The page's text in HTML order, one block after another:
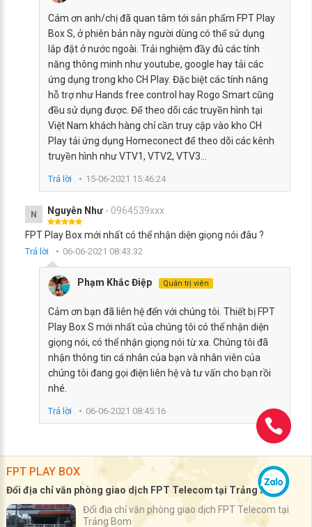
Cám ơn anh/chị đã quan tâm tới sản phẩm FPT Play
Box S, ở phiên bản này người dùng có thể sử dụng
lắp đặt ở nước ngoài. Trải nghiệm đầy đủ các tính
năng thông minh như youtube, google hay tải các
ứng dụng trong kho CH Play. Đặc biệt các tính năng
hỗ trợ như Hands free control hay Rogo Smart cũng
đều sử dụng được. Để theo dõi các truyền hình tại
Việt Nam khách hàng chỉ cần truy cập vào kho CH
Play tải ứng dụng Homeconect để theo dõi các kênh
truyền hình như VTV1, VTV2, VTV3...
Trả lời 15-06-2021 15:46:24
N Nguyễn Như - 0964539xxx
FPT Play Box mới nhất có thể nhận diện giọng nói đâu ?
Trả lời 06-06-2021 08:43:32
Phạm Khắc Điệp Quản trị viên
Cảm ơn bạn đã liên hệ đến với chúng tôi. Thiết bị FPT
Play Box S mới nhất của chúng tôi có thể nhận diện
giọng nói, có thể nhận giọng nói từ xa. Chúng tôi đã
nhận thông tin cá nhân của bạn và nhân viên của
chúng tôi đang gọi điện liên hệ và tư vấn cho bạn rồi
nhé.
Trả lời 06-06-2021 08:45:16
FPT PLAY BOX
Đổi địa chỉ văn phòng giao dịch FPT Telecom tại Trảng Bom
Đổi địa chỉ văn phòng giao dịch FPT Telecom tại
Trảng Bom